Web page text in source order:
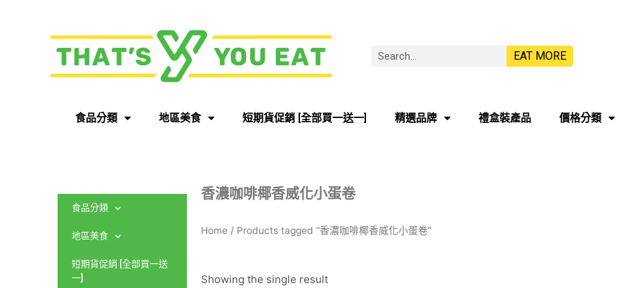
EAT MORE
食品分類 地區美食 短期貨促銷 [全部買一送一] 精選品牌 禮盒裝產品 價格分類
食品分類
地區美食
短期貨促銷 [全部買一送
一]
香濃咖啡椰香威化小蛋卷
Home / Products tagged “香濃咖啡椰香威化小蛋卷”
Showing the single result